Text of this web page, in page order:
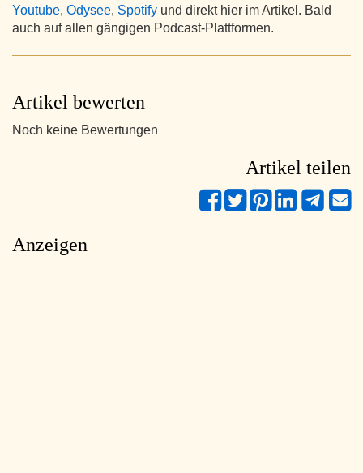
Youtube, Odysee, Spotify und direkt hier im Artikel. Bald
auch auf allen gängigen Podcast-Plattformen.
Artikel bewerten
Noch keine Bewertungen
Artikel teilen
Anzeigen